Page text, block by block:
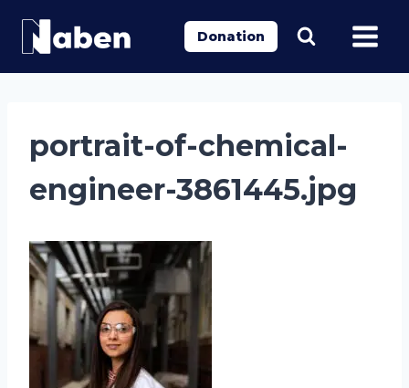
Donation
portrait-of-chemical-
engineer-3861445.jpg